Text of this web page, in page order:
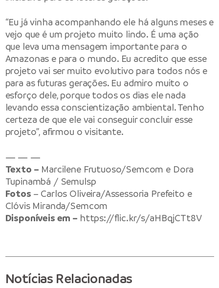
“Eu já vinha acompanhando ele há alguns meses e
vejo que é um projeto muito lindo. É uma ação
que leva uma mensagem importante para o
Amazonas e para o mundo. Eu acredito que esse
projeto vai ser muito evolutivo para todos nós e
para as futuras gerações. Eu admiro muito o
esforço dele, porque todos os dias ele nada
levando essa conscientização ambiental. Tenho
certeza de que ele vai conseguir concluir esse
projeto”, afirmou o visitante.
— — —
Texto – Marcilene Frutuoso/Semcom e Dora
Tupinambá / Semulsp
Fotos – Carlos Oliveira/Assessoria Prefeito e
Clóvis Miranda/Semcom
Disponíveis em – https://flic.kr/s/aHBqjCTt8V
Notícias Relacionadas